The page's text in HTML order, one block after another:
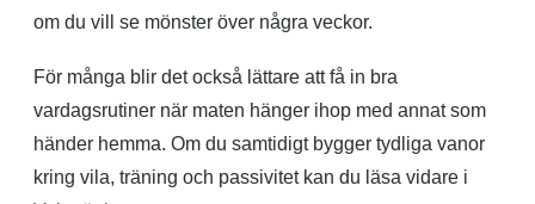
om du vill se mönster över några veckor.
För många blir det också lättare att få in bra
vardagsrutiner när maten hänger ihop med annat som
händer hemma. Om du samtidigt bygger tydliga vanor
kring vila, träning och passivitet kan du läsa vidare i